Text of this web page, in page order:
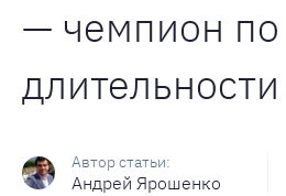
— чемпион по
Андрей Ярошенко